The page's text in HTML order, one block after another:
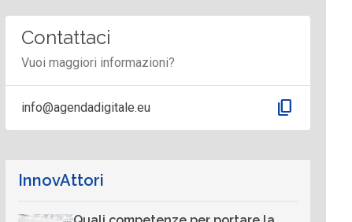
Contattaci
Vuoi maggiori informazioni?
info@agendadigitale.eu content_copy
InnovAttori